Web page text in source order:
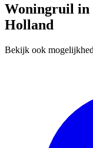
Woningruil in
Holland
Bekijk ook